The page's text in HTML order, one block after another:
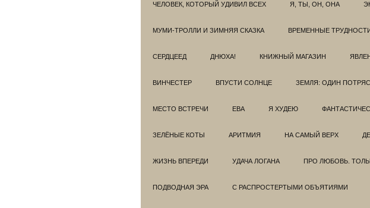
ЧЕЛОВЕК, КОТОРЫЙ УДИВИЛ ВСЕХ Я, ТЫ, ОН, ОНА
МУМИ-ТРОЛЛИ И ЗИМНЯЯ СКАЗКА ВРЕМЕННЫЕ
СЕРДЦЕЕД ДНЮХА! КНИЖНЫЙ МАГАЗИН
ВИНЧЕСТЕР ВПУСТИ СОЛНЦЕ ЗЕМЛЯ: ОДИН
МЕСТО ВСТРЕЧИ ЕВА Я ХУДЕЮ
ЗЕЛЁНЫЕ КОТЫ АРИТМИЯ НА САМЫЙ ВЕРХ
ЖИЗНЬ ВПЕРЕДИ УДАЧА ЛОГАНА ПРО ЛЮБОВЬ.
ПОДВОДНАЯ ЭРА С РАСПРОСТЕРТЫМИ ОБЪЯТИЯМИ